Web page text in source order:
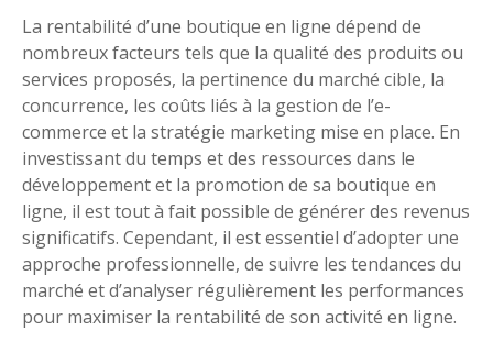
La rentabilité d’une boutique en ligne dépend de
nombreux facteurs tels que la qualité des produits ou
services proposés, la pertinence du marché cible, la
concurrence, les coûts liés à la gestion de l’e-
commerce et la stratégie marketing mise en place. En
investissant du temps et des ressources dans le
développement et la promotion de sa boutique en
ligne, il est tout à fait possible de générer des revenus
significatifs. Cependant, il est essentiel d’adopter une
approche professionnelle, de suivre les tendances du
marché et d’analyser régulièrement les performances
pour maximiser la rentabilité de son activité en ligne.